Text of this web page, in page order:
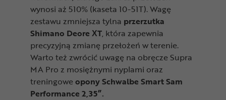
wynosi aż 510% (kaseta 10-51T). Wagę
zestawu zmniejsza tylna przerzutka
Shimano Deore XT, która zapewnia
precyzyjną zmianę przełożeń w terenie.
Warto też zwrócić uwagę na obręcze Supra
MA Pro z mosiężnymi nyplami oraz
treningowe opony Schwalbe Smart Sam
Performance 2,35”.